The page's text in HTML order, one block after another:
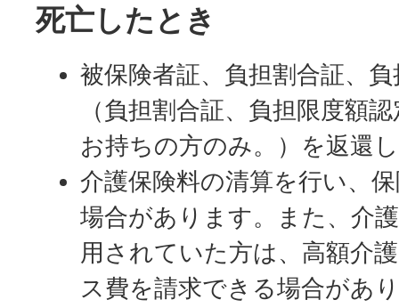
死亡したとき
被保険者証、負担割合証、
（負担割合証、負担限度額
お持ちの方のみ。）を返還
介護保険料の清算を行い、
場合があります。また、介
用されていた方は、高額介
ス費を請求できる場合があ